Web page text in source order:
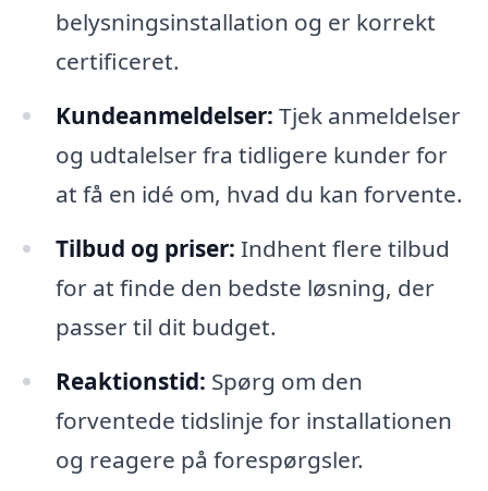
belysningsinstallation og er korrekt
certificeret.
Kundeanmeldelser: Tjek anmeldelser
og udtalelser fra tidligere kunder for
at få en idé om, hvad du kan forvente.
Tilbud og priser: Indhent flere tilbud
for at finde den bedste løsning, der
passer til dit budget.
Reaktionstid: Spørg om den
forventede tidslinje for installationen
og reagere på forespørgsler.